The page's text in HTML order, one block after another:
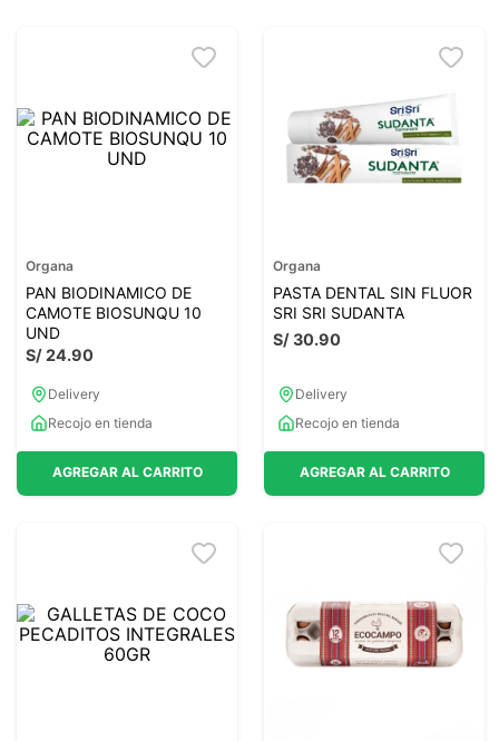
glicinato magnesio
7.
lab nutrition
magnesio
Organa
PAN BIODINAMICO DE
CAMOTE BIOSUNQU 10
UND
S/24.90
Delivery
Recojo en tienda
AGREGAR AL CARRITO
Organa
PASTA DENTAL SIN FLUOR
SRI SRI SUDANTA
S/30.90
Delivery
Recojo en tienda
AGREGAR AL CARRITO